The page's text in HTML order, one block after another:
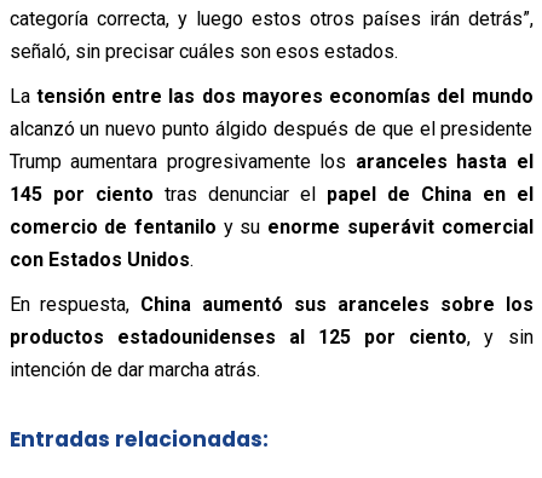
categoría correcta, y luego estos otros países irán detrás”,
señaló, sin precisar cuáles son esos estados.
La tensión entre las dos mayores economías del mundo
alcanzó un nuevo punto álgido después de que el presidente
Trump aumentara progresivamente los aranceles hasta el
145 por ciento tras denunciar el papel de China en el
comercio de fentanilo y su enorme superávit comercial
con Estados Unidos.
En respuesta, China aumentó sus aranceles sobre los
productos estadounidenses al 125 por ciento, y sin
intención de dar marcha atrás.
Entradas relacionadas: